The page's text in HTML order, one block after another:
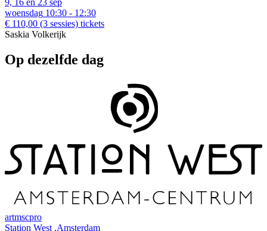
9, 16 en 23 sep
woensdag 10:30 - 12:30
€ 110,00 (3 sessies) tickets
Saskia Volkerijk
Op dezelfde dag
artmscpro
Station West .Amsterdam